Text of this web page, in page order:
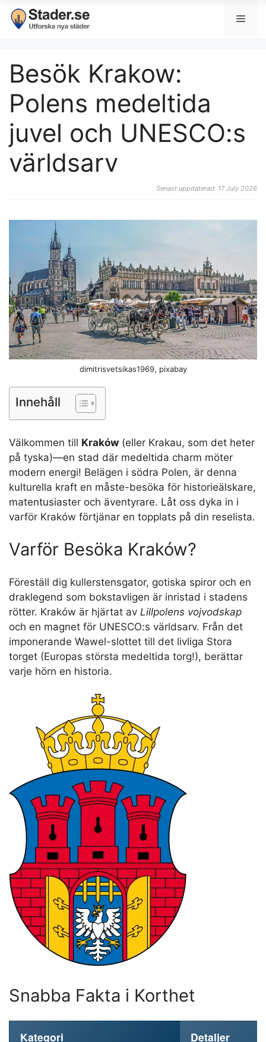
Besök Krakow:
Polens medeltida
juvel och UNESCO:s
världsarv
Senast uppdaterad: 17 July 2026
dimitrisvetsikas1969, pixabay
Innehåll
Välkommen till Kraków (eller Krakau, som det heter
på tyska)—en stad där medeltida charm möter
modern energi! Belägen i södra Polen, är denna
kulturella kraft en måste-besöka för historieälskare,
matentusiaster och äventyrare. Låt oss dyka in i
varför Kraków förtjänar en topplats på din reselista.
Varför Besöka Kraków?
Föreställ dig kullerstensgator, gotiska spiror och en
draklegend som bokstavligen är inristad i stadens
rötter. Kraków är hjärtat av Lillpolens vojvodskap
och en magnet för UNESCO:s världsarv. Från det
imponerande Wawel-slottet till det livliga Stora
torget (Europas största medeltida torg!), berättar
varje hörn en historia.
Snabba Fakta i Korthet
Kategori Detaljer